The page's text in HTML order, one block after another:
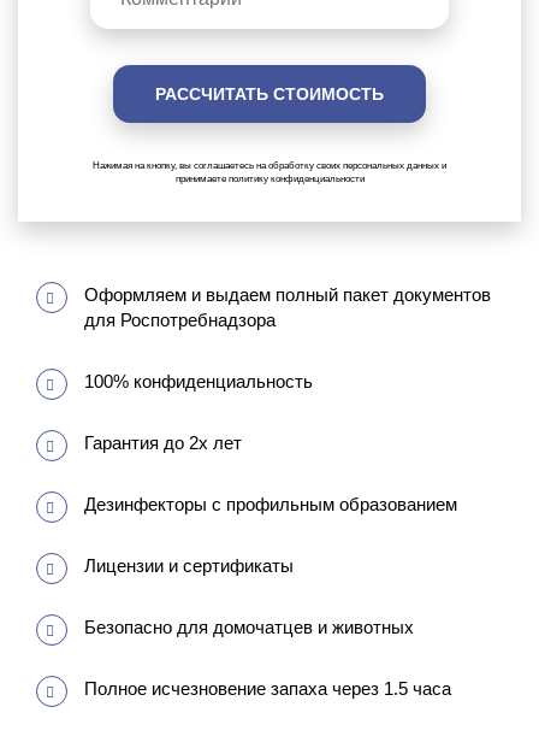
Нажимая на кнопку, вы соглашаетесь на обработку своих персональных данных и
принимаете политику конфиденциальности
Оформляем и выдаем полный пакет документов
для Роспотребнадзора
100% конфиденциальность
Гарантия до 2х лет
Дезинфекторы с профильным образованием
Лицензии и сертификаты
Безопасно для домочатцев и животных
Полное исчезновение запаха через 1.5 часа